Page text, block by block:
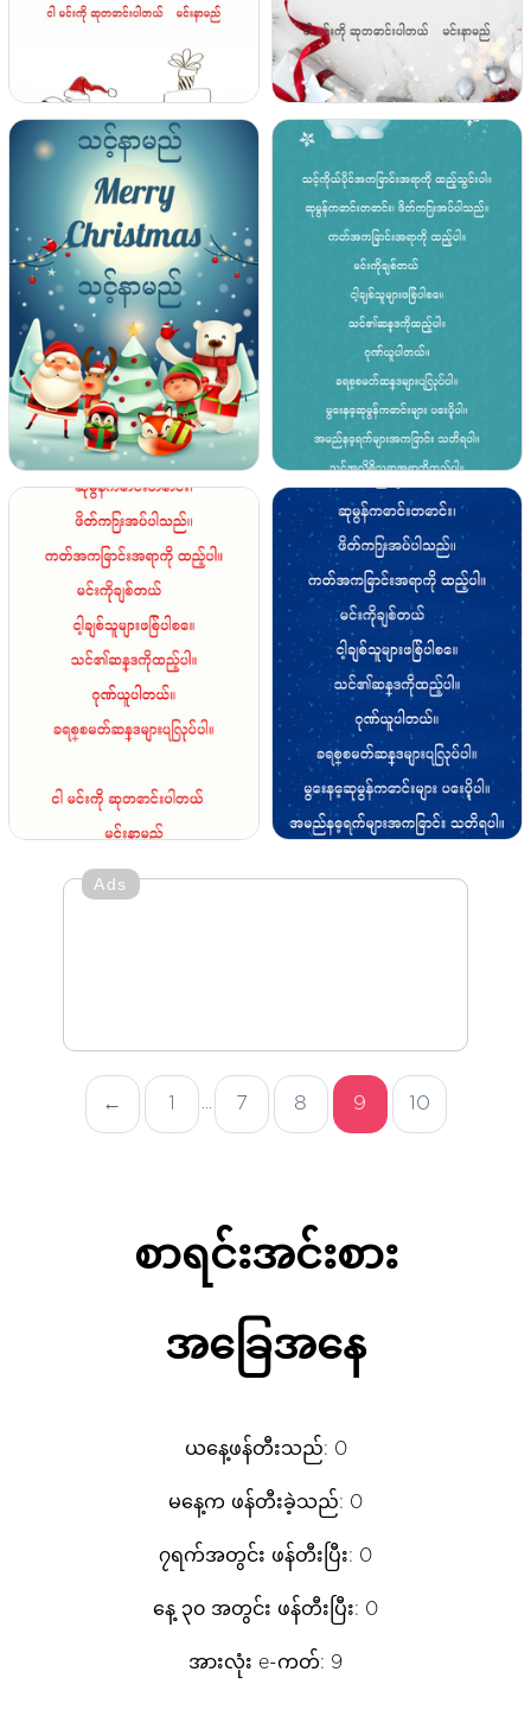
Ads
← 1 7 8 9 10
စာရင်းအင်းစား
အခြေအနေ
ယနေ့ဖန်တီးသည်: 0
မနေ့က ဖန်တီးခဲ့သည်: 0
၇ရက်အတွင်း ဖန်တီးပြီး: 0
နေ့ ၃၀ အတွင်း ဖန်တီးပြီး: 0
အားလုံး e-ကတ်: 9